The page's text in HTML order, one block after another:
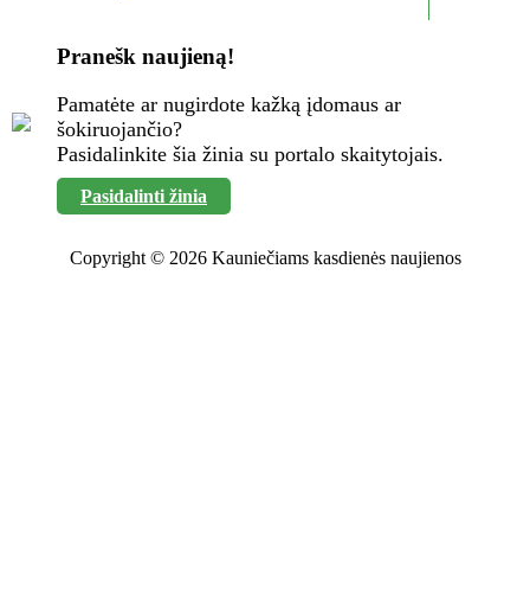
Pranešk naujieną!
Pamatėte ar nugirdote kažką įdomaus ar
šokiruojančio?
Pasidalinkite šia žinia su portalo skaitytojais.
Pasidalinti žinia
Copyright © 2026 Kauniečiams kasdienės naujienos